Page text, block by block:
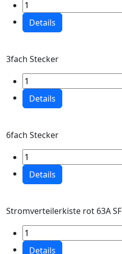
Details
3fach Stecker
Details
6fach Stecker
Details
Stromverteilerkiste rot 63A SF
Details